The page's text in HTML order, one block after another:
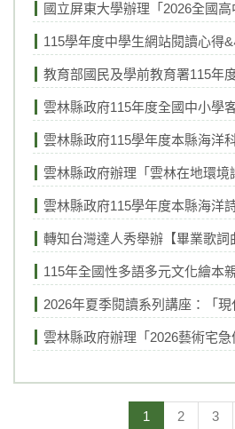
榮譽榜
活動競賽
升學資訊
獎助學金
重要訊息
108課綱
永年菜單
115學年度中學生網站閱讀心得
雲林縣政府115學年度本縣海洋
轉知台灣達人秀舉辦【畢業歌詞
1 2 3